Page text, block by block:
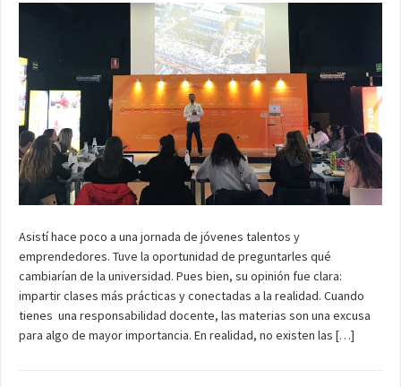
Asistí hace poco a una jornada de jóvenes talentos y
emprendedores. Tuve la oportunidad de preguntarles qué
cambiarían de la universidad. Pues bien, su opinión fue clara:
impartir clases más prácticas y conectadas a la realidad. Cuando
tienes una responsabilidad docente, las materias son una excusa
para algo de mayor importancia. En realidad, no existen las […]